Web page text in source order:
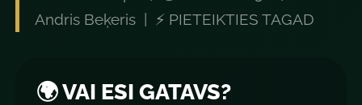
Andris Beķeris | ⚡ PIETEIKTIES TAGAD
🌍 VAI ESI GATAVS?